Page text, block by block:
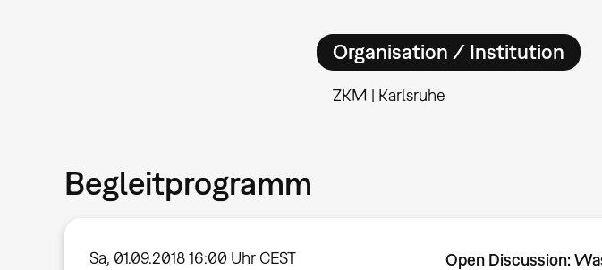
Organisation / Institution
ZKM | Karlsruhe
Begleitprogramm
Sa, 01.09.2018 16:00 Uhr CEST Open Discussion: